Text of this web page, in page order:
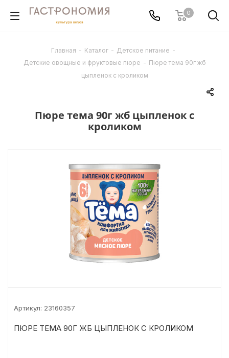
0
Главная - Каталог - Детское питание -
Детские овощные и фруктовые пюре - Пюре тема 90г жб
цыпленок с кроликом
Пюре тема 90г жб цыпленок с
кроликом
Артикул: 23160357
ПЮРЕ ТЕМА 90Г ЖБ ЦЫПЛЕНОК С КРОЛИКОМ